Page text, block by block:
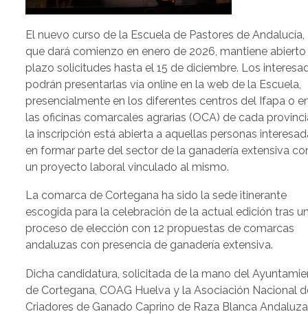
El nuevo curso de la Escuela de Pastores de Andalucía,
que dará comienzo en enero de 2026, mantiene abierto
plazo solicitudes hasta el 15 de diciembre. Los
podrán presentarlas vía online en la web de la Escuela,
presencialmente en los diferentes centros del Ifapa o
las oficinas comarcales agrarias (OCA) de cada
la inscripción está abierta a aquellas personas
en formar parte del sector de la ganadería extensiva
un proyecto laboral vinculado al mismo.
La comarca de Cortegana ha sido la sede itinerante
escogida para la celebración de la actual edición tras
proceso de elección con 12 propuestas de comarcas
andaluzas con presencia de ganadería extensiva.
Dicha candidatura, solicitada de la mano del
de Cortegana, COAG Huelva y la Asociación Nacional
Criadores de Ganado Caprino de Raza Blanca